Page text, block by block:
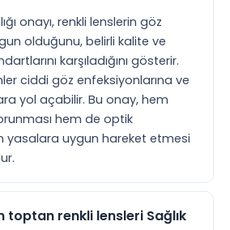
onayı, renkli lenslerin göz
olduğunu, belirli kalite ve
karşıladığını gösterir.
ciddi göz enfeksiyonlarına ve
yol açabilir. Bu onay, hem
hem de optik
yasalara uygun hareket etmesi
toptan renkli lensleri Sağlık